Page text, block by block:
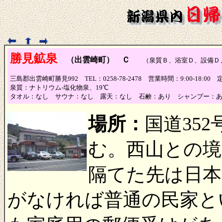
勝見鉱泉 （出雲崎町） Ｃ （泉質Ｂ、浴室Ｄ、設備Ｄ
三島郡出雲崎町勝見992 TEL：0258-78-2478 営業時間：9:00-18:00
泉質：ナトリウム-塩化物泉、19℃
タオル：なし サウナ：なし 露天：なし 石鹸：あり シャンプー：
場所： 国道352
む。西山との
隔てた先は日
がなければ普通の民家